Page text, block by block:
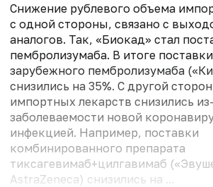
Снижение рублевого объема
с одной стороны, связано с
аналогов. Так, «Биокад» стал
пембролизумаба. В итоге
зарубежного пембролизумаба
снизились на 35%. С другой
импортных лекарств снизились
заболеваемости новой
инфекцией. Например, поставки
комбинированного препарата
тиксагевимаб+цилгавимаб
AstraZeneca) снизились на ...